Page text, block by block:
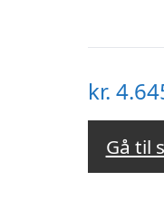
kr.
Gå til